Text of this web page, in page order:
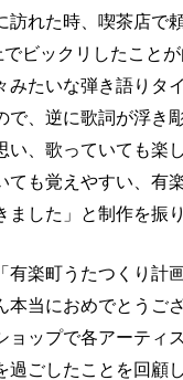
訪れた時、喫茶店で
でビックリしたこと
みたいな弾き語りタ
、逆に歌詞が浮き
い、歌っていても楽
ても覚えやすい、有
した」と制作を振り
有楽町うたつくり計
本当におめでとうご
ョップで各アーティ
過ごしたことを回顧